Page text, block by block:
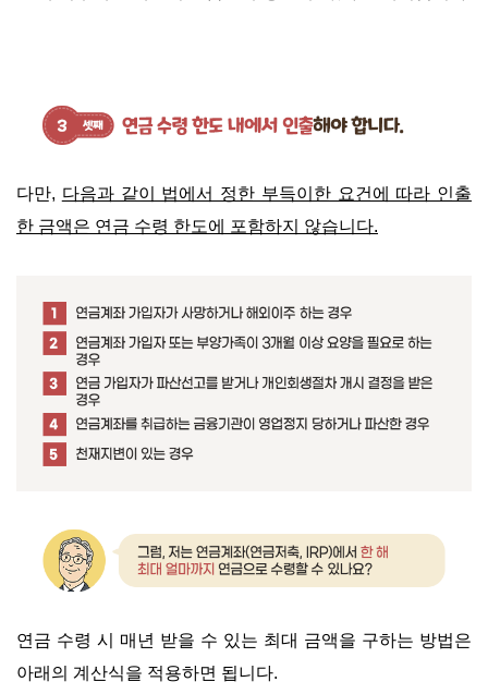
다만, 다음과 같이 법에서 정한 부득이한 요건에 따라 인출
한 금액은 연금 수령 한도에 포함하지 않습니다.
연금 수령 시 매년 받을 수 있는 최대 금액을 구하는 방법은
아래의 계산식을 적용하면 됩니다.